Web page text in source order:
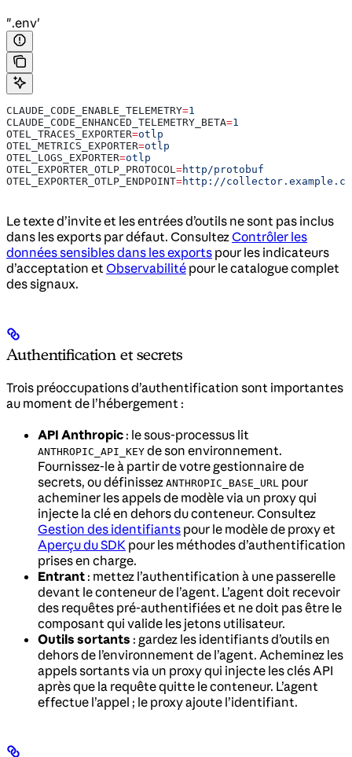
".env'
CLAUDE_CODE_ENABLE_TELEMETRY=1
CLAUDE_CODE_ENHANCED_TELEMETRY_BETA=1
OTEL_TRACES_EXPORTER=otlp
OTEL_METRICS_EXPORTER=otlp
OTEL_LOGS_EXPORTER=otlp
OTEL_EXPORTER_OTLP_PROTOCOL =http/protobuf
OTEL_EXPORTER_OTLP_ENDPOINT=http://
Le texte d’invite et les entrées d’outils ne sont pas inclus
dans les exports par défaut. ConsultezContrôler les
données sensibles dans les exports pour les indicateurs
d’acceptation et Observabilité pour le catalogue complet
des signaux.
Authentification et secrets
Trois préoccupations d’authentification sont importantes
au moment de l’hébergement :
API Anthropic : le sous-processus lit
ANTHROPIC_API_KEY de son environnement.
Fournissez-le à partir de votre gestionnaire de
secrets, ou définissez ANTHROPIC_BASE_URL pour
acheminer les appels de modèle via un proxy qui
injecte la clé en dehors du conteneur. Consultez
Gestion des identifiants pour le modèle de proxy et
Aperçu du SDK pour les méthodes d’authentification
prises en charge.
Entrant : mettez l’authentification à une passerelle
devant le conteneur de l’agent. L’agent doit recevoir
des requêtes pré-authentifiées et ne doit pas être le
composant qui valide les jetons utilisateur.
Outils sortants : gardez les identifiants d’outils en
dehors de l’environnement de l’agent. Acheminez les
appels sortants via un proxy qui injecte les clés API
après que la requête quitte le conteneur. L’agent
effectue l’appel ; le proxy ajoute l’identifiant.